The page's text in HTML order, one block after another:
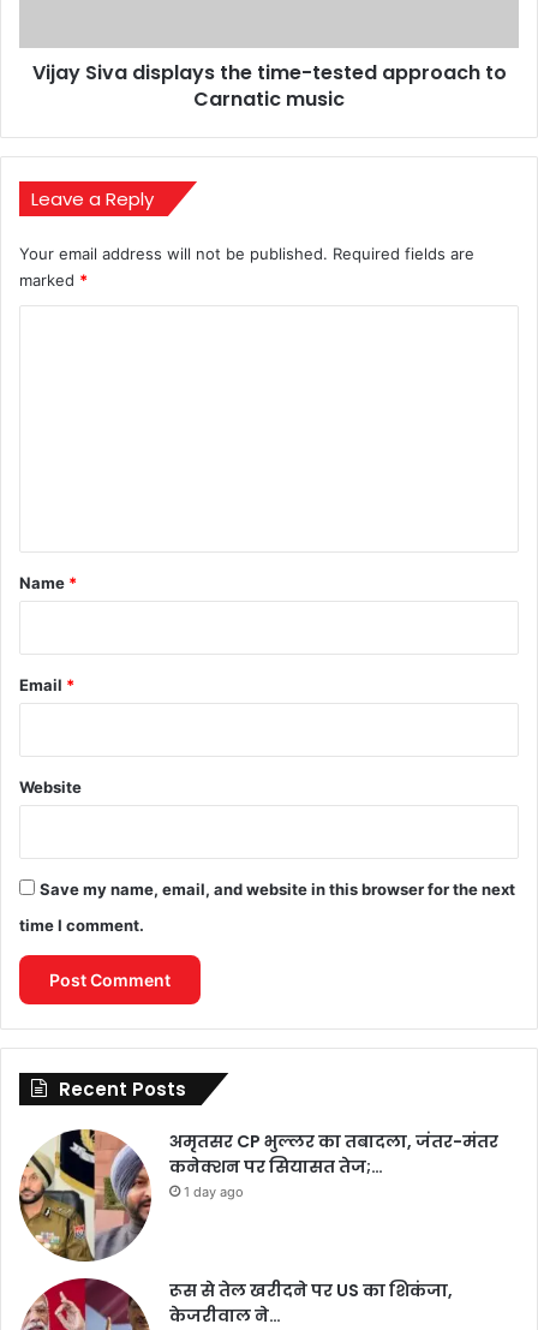
Carnatic
music
Vijay Siva displays the time-tested approach to
Carnatic music
Leave a Reply
Your email address will not be published. Required fields are
marked *
*
Name *
Email *
Website
Save my name, email, and website in this browser for the next
time I comment.
Recent Posts
अमृतसर CP भुल्लर का तबादला, जंतर-मंतर
कनेक्शन पर सियासत तेज;…
1 day ago
रूस से तेल खरीदने पर US का शिकंजा,
केजरीवाल ने…